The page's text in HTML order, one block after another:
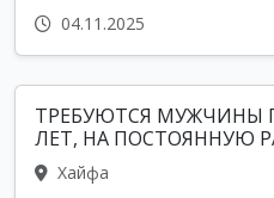
04.11.2025
ТРЕБУЮТСЯ МУЖЧИНЫ
ЛЕТ, НА ПОСТОЯННУЮ
Хайфа